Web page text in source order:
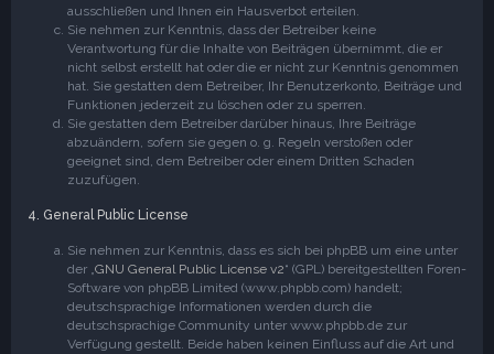
ausschließen und Ihnen ein Hausverbot erteilen.
Sie nehmen zur Kenntnis, dass der Betreiber keine
Verantwortung für die Inhalte von Beiträgen übernimmt, die er
nicht selbst erstellt hat oder die er nicht zur Kenntnis genommen
hat. Sie gestatten dem Betreiber, Ihr Benutzerkonto, Beiträge und
Funktionen jederzeit zu löschen oder zu sperren.
Sie gestatten dem Betreiber darüber hinaus, Ihre Beiträge
abzuändern, sofern sie gegen o. g. Regeln verstoßen oder
geeignet sind, dem Betreiber oder einem Dritten Schaden
zuzufügen.
4. General Public License
Sie nehmen zur Kenntnis, dass es sich bei phpBB um eine unter
der „GNU General Public License v2“ (GPL) bereitgestellten Foren-
Software von phpBB Limited (www.phpbb.com) handelt;
deutschsprachige Informationen werden durch die
deutschsprachige Community unter www.phpbb.de zur
Verfügung gestellt. Beide haben keinen Einfluss auf die Art und